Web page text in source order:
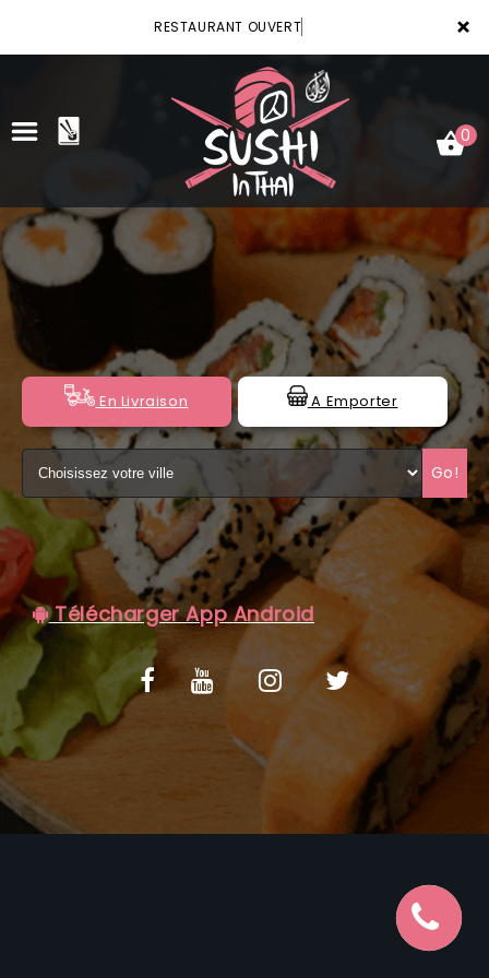
×
RESTAURANT OUVERT
ACCUEIL
VOTRE COMPTE
NOTRE RESTAURANT
VOS AVIS
MENTIONS LÉGALES
C.G.V
0
En Livraison A Emporter
Go!
Télécharger App Android